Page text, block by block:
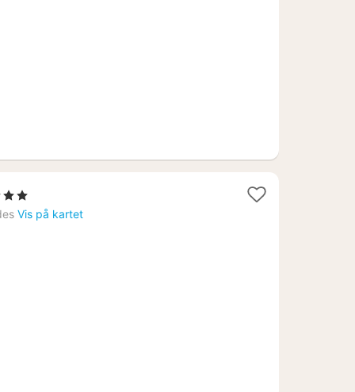
Vis på kartet